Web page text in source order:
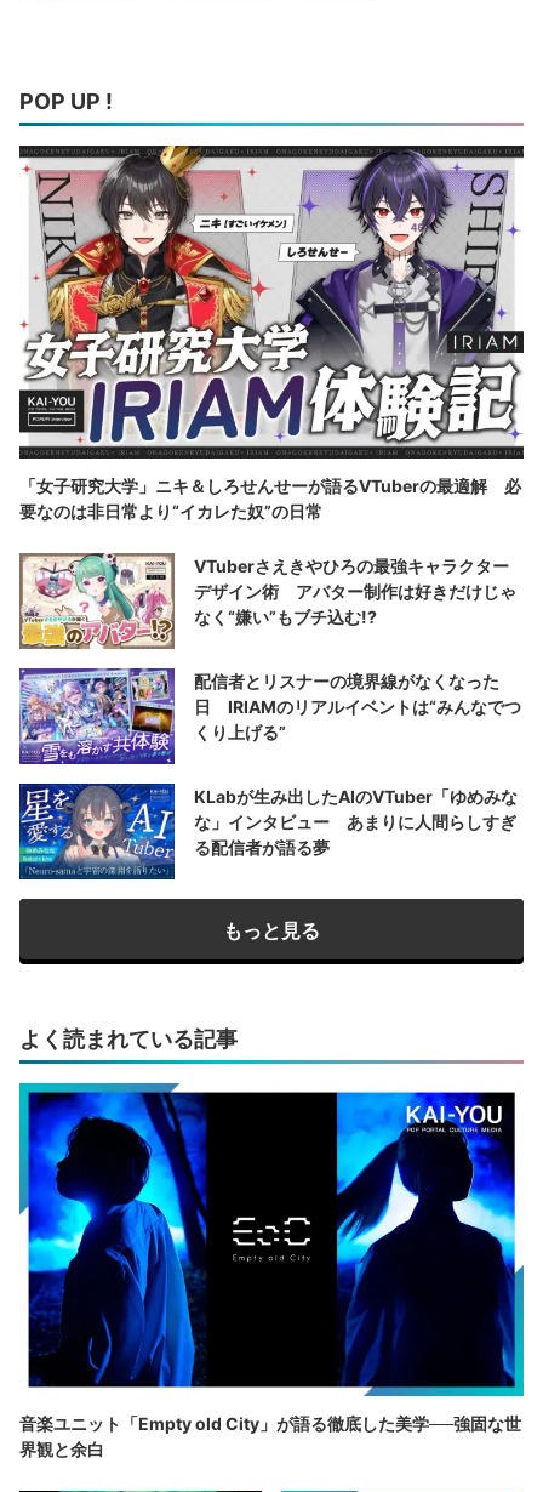
POP UP !
「女子研究大学」ニキ＆しろせんせーが語るVTuberの最適解 必
要なのは非日常より“イカレた奴”の日常
VTuberさえきやひろの最強キャラクター
デザイン術 アバター制作は好きだけじゃ
なく“嫌い”もブチ込む!?
配信者とリスナーの境界線がなくなった
日 IRIAMのリアルイベントは“みんなでつ
くり上げる”
KLabが生み出したAIのVTuber「ゆめみな
な」インタビュー あまりに人間らしすぎ
る配信者が語る夢
もっと見る
よく読まれている記事
音楽ユニット「Empty old City」が語る徹底した美学──強固な世
界観と余白